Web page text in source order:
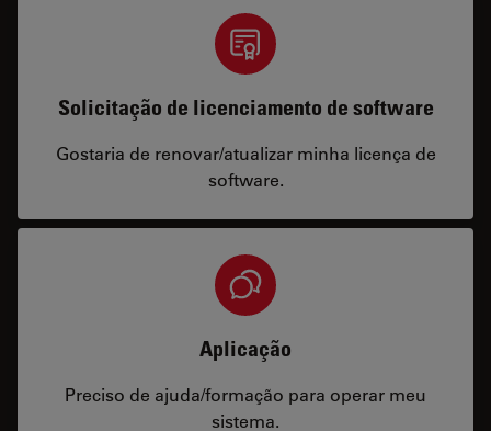
Solicitação de licenciamento de software
Gostaria de renovar/atualizar minha licença de
software.
Aplicação
Preciso de ajuda/formação para operar meu
sistema.